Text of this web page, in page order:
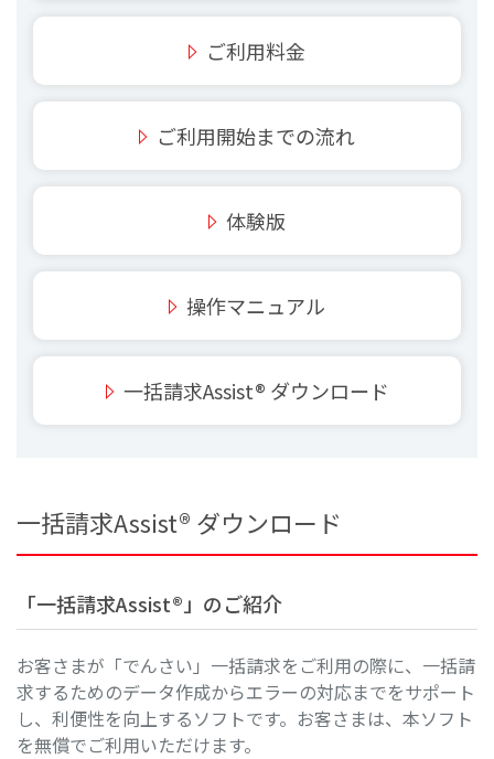
ご利用料金
ご利用開始までの流れ
体験版
操作マニュアル
一括請求Assist® ダウンロード
一括請求Assist® ダウンロード
「一括請求Assist®」のご紹介
お客さまが「でんさい」一括請求をご利用の際に、一括請
求するためのデータ作成からエラーの対応までをサポート
し、利便性を向上するソフトです。お客さまは、本ソフト
を無償でご利用いただけます。